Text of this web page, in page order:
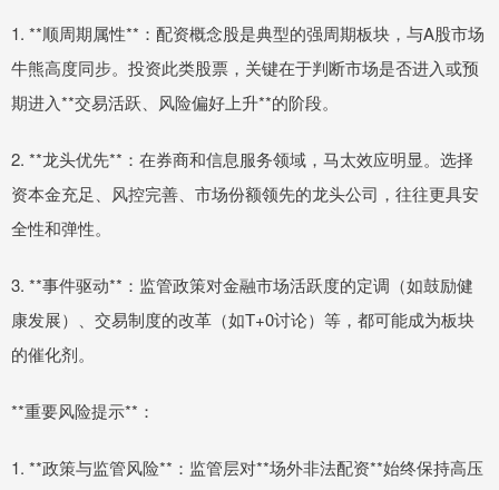
1. **顺周期属性**：配资概念股是典型的强周期板块，与A股市场
牛熊高度同步。投资此类股票，关键在于判断市场是否进入或预
期进入**交易活跃、风险偏好上升**的阶段。
2. **龙头优先**：在券商和信息服务领域，马太效应明显。选择
资本金充足、风控完善、市场份额领先的龙头公司，往往更具安
全性和弹性。
3. **事件驱动**：监管政策对金融市场活跃度的定调（如鼓励健
康发展）、交易制度的改革（如T+0讨论）等，都可能成为板块
的催化剂。
**重要风险提示**：
1. **政策与监管风险**：监管层对**场外非法配资**始终保持高压